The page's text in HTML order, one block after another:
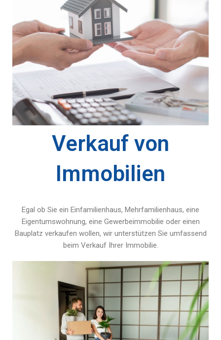
Verkauf von
Immobilien
Egal ob Sie ein Einfamilienhaus, Mehrfamilienhaus, eine
Eigentumswohnung, eine Gewerbeimmobilie oder einen
Bauplatz verkaufen wollen, wir unterstützen Sie umfassend
beim Verkauf Ihrer Immobilie.